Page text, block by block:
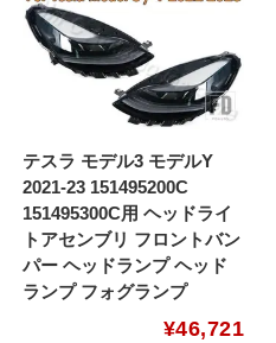
テスラ モデル3 モデルY
2021-23 151495200C
151495300C用 ヘッドライ
トアセンブリ フロントバン
パー ヘッドランプ ヘッド
ランプ フォグランプ
¥46,721